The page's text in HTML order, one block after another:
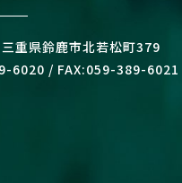
重県鈴⿅市北若松町379
6020 / FAX:059-389-6021